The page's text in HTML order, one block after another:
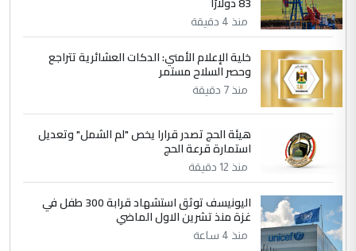
مضجعيك يابن الزنا (نص كامل)
سردار
التعليق : واحد من عصابة علي ماما يسقط
جنسية الرافد الثالث للعراق ومن اصول عريقة
ابا فرات ...
الموضوع :
الجواهري يرد على صدام حسين سل
مضجعيك يابن الزنا (نص كامل)
حيدر عاشور
التعليق : تحياتي لك استاذ حامدتركان. كلام
دقيق ومسؤول؛ فالاستثمار الحقيقي للإنسان
منذ 4 دقيقة
خلية الإعلام الأمني: الدكات العشائرية تتراجع
وحصر السلاح مستمر
منذ 7 دقيقة
هيئة الحج تصدر قرارا يخص "لم الشمل" وتعديل
استمارة قرعة الحج
منذ 12 دقيقة
اليونيسف توثق استشهاد قرابة 300 طفل في
غزة منذ تشرين الاول الماضي
منذ 4 ساعة